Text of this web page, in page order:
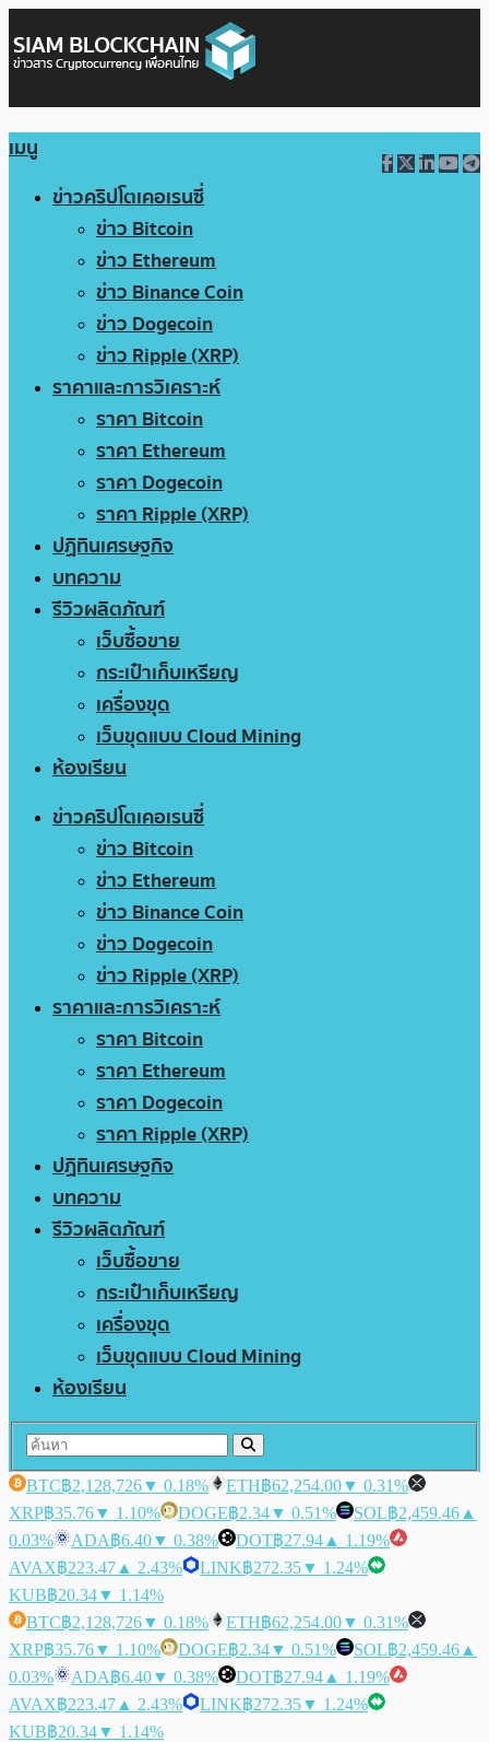
เมนู
ข่าวคริปโตเคอเรนซี่
ข่าว Bitcoin
ข่าว Ethereum
ข่าว Binance Coin
ข่าว Dogecoin
ข่าว Ripple (XRP)
ราคาและการวิเคราะห์
ราคา Bitcoin
ราคา Ethereum
ราคา Dogecoin
ราคา Ripple (XRP)
ปฏิทินเศรษฐกิจ
บทความ
รีวิวผลิตภัณฑ์
เว็บซื้อขาย
กระเป๋าเก็บเหรียญ
เครื่องขุด
เว็บขุดแบบ Cloud Mining
ห้องเรียน
ข่าวคริปโตเคอเรนซี่
ข่าว Bitcoin
ข่าว Ethereum
ข่าว Binance Coin
ข่าว Dogecoin
ข่าว Ripple (XRP)
ราคาและการวิเคราะห์
ราคา Bitcoin
ราคา Ethereum
ราคา Dogecoin
ราคา Ripple (XRP)
ปฏิทินเศรษฐกิจ
บทความ
รีวิวผลิตภัณฑ์
เว็บซื้อขาย
กระเป๋าเก็บเหรียญ
เครื่องขุด
เว็บขุดแบบ Cloud Mining
ห้องเรียน
BTC฿2,128,726▼ 0.18% ETH฿62,254.00▼ 0.31%
XRP฿35.76▼ 1.10% DOGE฿2.34▼ 0.51% SOL฿2,459.46 ▲
0.03%
ADA฿6.40▼ 0.38% DOT฿27.94 ▲ 1.19%
AVAX฿223.47 ▲ 2.43% LINK฿272.35▼ 1.24%
KUB฿20.34▼ 1.14%
BTC฿2,128,726▼ 0.18% ETH฿62,254.00▼ 0.31%
XRP฿35.76▼ 1.10% DOGE฿2.34▼ 0.51% SOL฿2,459.46 ▲
0.03%
ADA฿6.40▼ 0.38% DOT฿27.94 ▲ 1.19%
AVAX฿223.47 ▲ 2.43% LINK฿272.35▼ 1.24%
KUB฿20.34▼ 1.14%